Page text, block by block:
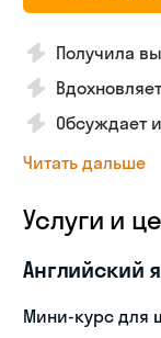
Получила
Обсуждает
Читать дальше
Услуги и
Английский
Мини-курс для